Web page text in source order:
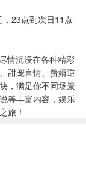
23点到次日11点
情沉浸在各种精彩
甜宠言情、赘婿逆
，满足你不同场景
等丰富内容，娱乐
旅！